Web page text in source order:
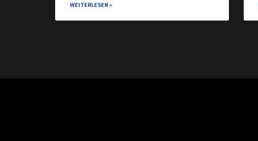
WEITERLESEN »